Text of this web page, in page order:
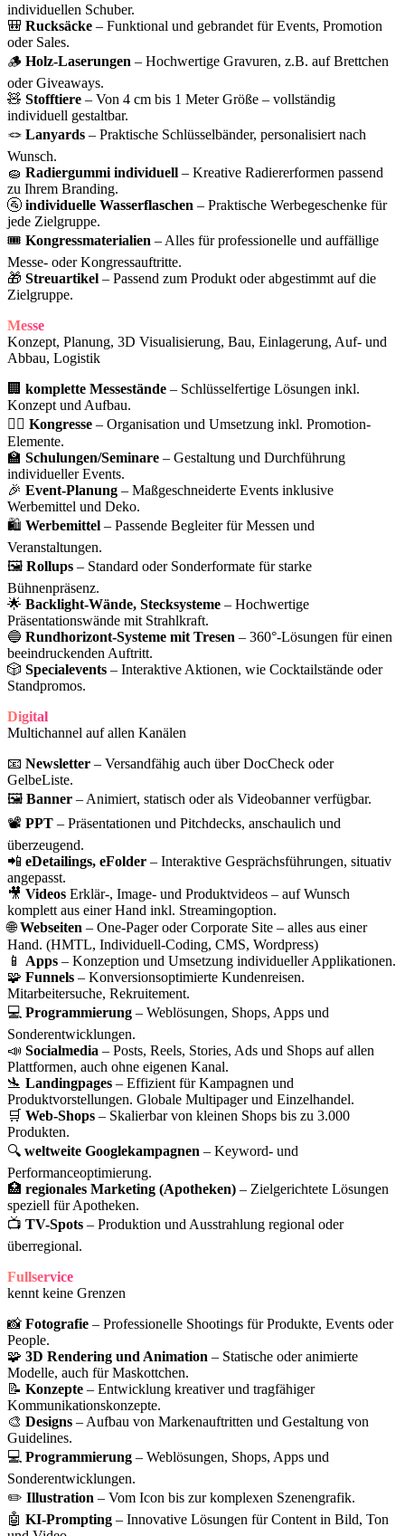
individuellen Schuber.
🎒 Rucksäcke – Funktional und gebrandet für Events, Promotion
oder Sales.
🪵 Holz-Laserungen – Hochwertige Gravuren, z.B. auf Brettchen
oder Giveaways.
🧸 Stofftiere – Von 4 cm bis 1 Meter Größe – vollständig
individuell gestaltbar.
🪢 Lanyards – Praktische Schlüsselbänder, personalisiert nach
Wunsch.
🧽 Radiergummi individuell – Kreative Radiererformen passend
zu Ihrem Branding.
🚰 individuelle Wasserflaschen – Praktische Werbegeschenke für
jede Zielgruppe.
🎟️ Kongressmaterialien – Alles für professionelle und auffällige
Messe- oder Kongressauftritte.
🎁 Streuartikel – Passend zum Produkt oder abgestimmt auf die
Zielgruppe.
Messe
Konzept, Planung, 3D Visualisierung, Bau, Einlagerung, Auf- und
Abbau, Logistik
🏢 komplette Messestände – Schlüsselfertige Lösungen inkl.
Konzept und Aufbau.
🧑‍⚕️ Kongresse – Organisation und Umsetzung inkl. Promotion-
Elemente.
🏫 Schulungen/Seminare – Gestaltung und Durchführung
individueller Events.
🎉 Event-Planung – Maßgeschneiderte Events inklusive
Werbemittel und Deko.
🛍️ Werbemittel – Passende Begleiter für Messen und
Veranstaltungen.
🖼️ Rollups – Standard oder Sonderformate für starke
Bühnenpräsenz.
🌟 Backlight-Wände, Stecksysteme – Hochwertige
Präsentationswände mit Strahlkraft.
🔵 Rundhorizont-Systeme mit Tresen – 360°-Lösungen für einen
beeindruckenden Auftritt.
🎲 Specialevents – Interaktive Aktionen, wie Cocktailstände oder
Standpromos.
Digital
Multichannel auf allen Kanälen
📧 Newsletter – Versandfähig auch über DocCheck oder
GelbeListe.
🖼️ Banner – Animiert, statisch oder als Videobanner verfügbar.
📽️ PPT – Präsentationen und Pitchdecks, anschaulich und
überzeugend.
📲 eDetailings, eFolder – Interaktive Gesprächsführungen, situativ
angepasst.
🎥 Videos Erklär-, Image- und Produktvideos – auf Wunsch
komplett aus einer Hand inkl. Streamingoption.
🌐 Webseiten – One-Pager oder Corporate Site – alles aus einer
Hand. (HMTL, Individuell-Coding, CMS, Wordpress)
📱
Apps – Konzeption und Umsetzung individueller Applikationen.
🧩 Funnels – Konversionsoptimierte Kundenreisen.
Mitarbeitersuche, Rekruitement.
💻 Programmierung – Weblösungen, Shops, Apps und
Sonderentwicklungen.
📣 Socialmedia – Posts, Reels, Stories, Ads und Shops auf allen
Plattformen, auch ohne eigenen Kanal.
🛬 Landingpages – Effizient für Kampagnen und
Produktvorstellungen. Globale Multipager und Einzelhandel.
🛒 Web-Shops – Skalierbar von kleinen Shops bis zu 3.000
Produkten.
🔍 weltweite Googlekampagnen – Keyword- und
Performanceoptimierung.
🏥 regionales Marketing (Apotheken) – Zielgerichtete Lösungen
speziell für Apotheken.
📺 TV-Spots – Produktion und Ausstrahlung regional oder
überregional.
Fullservice
kennt keine Grenzen
📸 Fotografie – Professionelle Shootings für Produkte, Events oder
People.
🧩 3D Rendering und Animation – Statische oder animierte
Modelle, auch für Maskottchen.
📝 Konzepte – Entwicklung kreativer und tragfähiger
Kommunikationskonzepte.
🎨 Designs – Aufbau von Markenauftritten und Gestaltung von
Guidelines.
💻 Programmierung – Weblösungen, Shops, Apps und
Sonderentwicklungen.
✏️ Illustration – Vom Icon bis zur komplexen Szenengrafik.
🤖 KI-Prompting – Innovative Lösungen für Content in Bild, Ton